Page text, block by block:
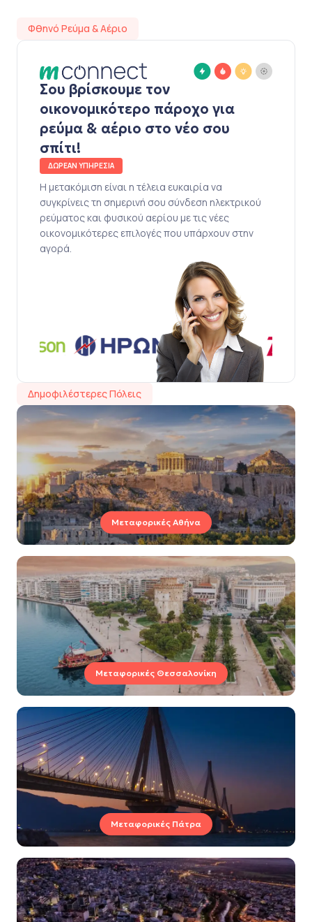
Φθηνό Ρεύμα & Αέριο
Σου βρίσκουμε τον
οικονομικότερο πάροχο για
ρεύμα & αέριο στο νέο σου
σπίτι!
ΔΩΡΕΑΝ ΥΠΗΡΕΣΙΑ
Η μετακόμιση είναι η τέλεια ευκαιρία να
συγκρίνεις τη σημερινή σου σύνδεση ηλεκτρικού
ρεύματος και φυσικού αερίου με τις νέες
οικονομικότερες επιλογές που υπάρχουν στην
αγορά.
Δημοφιλέστερες Πόλεις
Μεταφορικές Αθήνα
Μεταφορικές Θεσσαλονίκη
Μεταφορικές Πάτρα